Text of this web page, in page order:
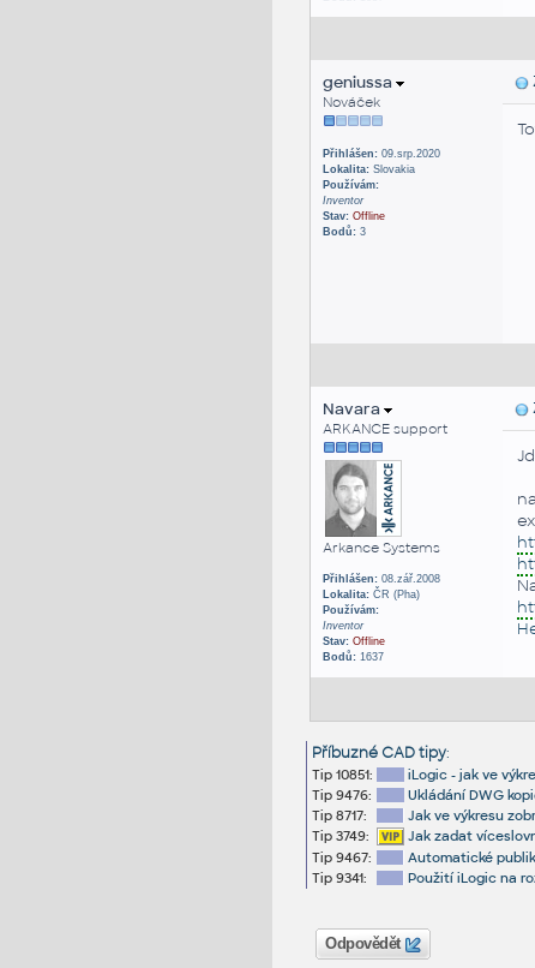
geniussa
Nováček
Přihlášen:09.srp.2020
Lokalita:Slovakia
Používám:
Inventor
Stav: Offline
Bodů:3
Navara
ARKANCE support
Arkance Systems
Přihlášen:08.zář.2008
Lokalita:ČR (Pha)
Používám:
Inventor
Stav: Offline
Bodů:1637
Příbuzné CAD tipy:
Tip 10851:
iLogic - jak ve
Tip 9476:
Ukládání DWG
Tip 8717:
Jak ve výkresu
Tip 3749:
Jak zadat
Tip 9467:
Automatické
Tip 9341:
Použití iLogic na
Odpovědět